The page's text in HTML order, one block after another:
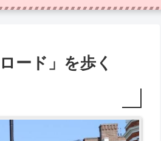
ード」を歩く